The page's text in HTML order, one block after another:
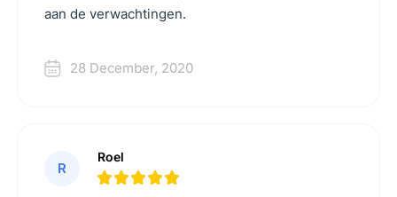
aan de verwachtingen.
28 December, 2020
R
Roel